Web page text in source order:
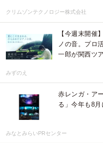
クリムゾンテクノロジー株式会社
【今週末開催
ノの音。プロ
一郎が関西ツ
みずのえ
赤レンガ・ア
る」今年も8月
みなとみらいPRセンター